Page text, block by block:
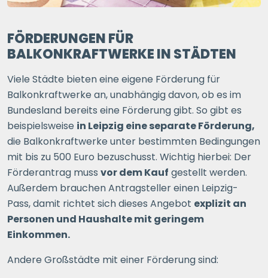
FÖRDERUNGEN FÜR
BALKONKRAFTWERKE IN STÄDTEN
Viele Städte bieten eine eigene Förderung für
Balkonkraftwerke an, unabhängig davon, ob es im
Bundesland bereits eine Förderung gibt. So gibt es
beispielsweise in Leipzig eine separate Förderung,
die Balkonkraftwerke unter bestimmten Bedingungen
mit bis zu 500 Euro bezuschusst. Wichtig hierbei: Der
Förderantrag muss vor dem Kauf gestellt werden.
Außerdem brauchen Antragsteller einen Leipzig-
Pass, damit richtet sich dieses Angebot explizit an
Personen und Haushalte mit geringem
Einkommen.
Andere Großstädte mit einer Förderung sind: